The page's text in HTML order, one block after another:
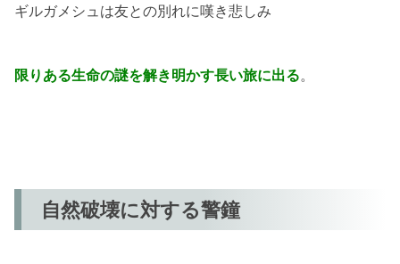
ギルガメシュは友との別れに嘆き悲しみ
限りある生命の謎を解き明かす長い旅に出る。
自然破壊に対する警鐘